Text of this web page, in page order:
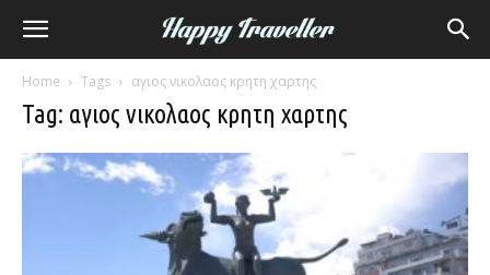
Home Tags αγιος νικολαος κρητη χαρτης
Tag: αγιος νικολαος κρητη χαρτης